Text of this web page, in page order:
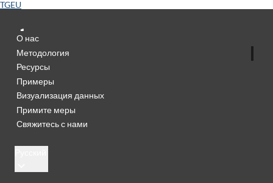
TGEU
О нас
Методология
Ресурсы
Примеры
Визуализация данных
Примите меры
Свяжитесь с нами